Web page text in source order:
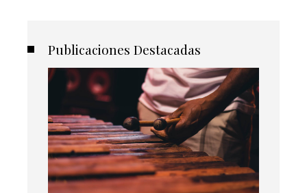
Publicaciones Destacadas